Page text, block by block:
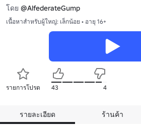
โดย @AlfederateGump
เนื้อหาสำหรับผู้ใหญ่: เล็กน้อย • อายุ 16+
รายการโปรด 43 4
รายละเอียด ร้านค้า